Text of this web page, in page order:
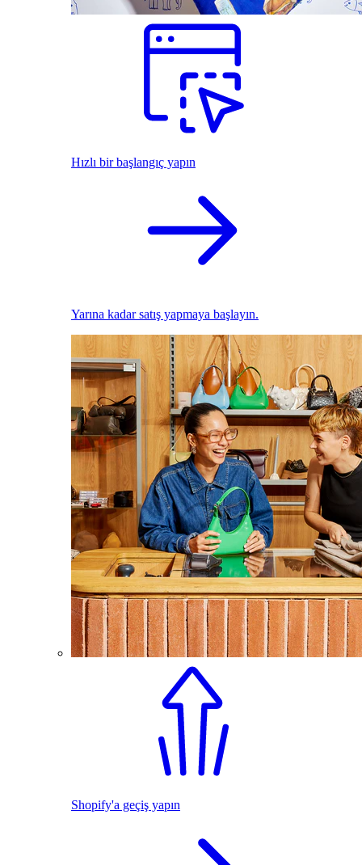
Hızlı bir başlangıç yapın
Yarına kadar satış yapmaya başlayın.
Shopify'a geçiş yapın